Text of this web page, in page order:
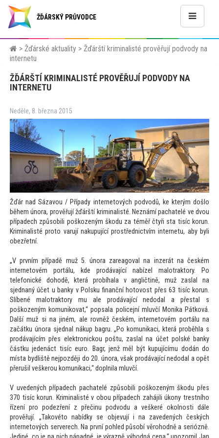
ŽĎÁRSKÝ PRŮVODCE
> Žďárské aktuality > Žďárští kriminalisté prověřují podvody na
internetu
ŽĎÁRŠTÍ KRIMINALISTÉ PROVĚŘUJÍ PODVODY NA
INTERNETU
Neděle, 8. března 2015
Žďár nad Sázavou / Případy internetových podvodů, ke kterým došlo
během února, prověřují žďárští kriminalisté. Neznámí pachatelé ve dvou
případech způsobili poškozeným škodu za téměř čtyři sta tisíc korun.
Kriminalisté proto varují nakupující prostřednictvím internetu, aby byli
obezřetní.
„V prvním případě muž 5. února zareagoval na inzerát na českém
internetovém portálu, kde prodávající nabízel malotraktory. Po
telefonické dohodě, která probíhala v angličtině, muž zaslal na
sjednaný účet u banky v Polsku finanční hotovost přes 63 tisíc korun.
Slíbené malotraktory mu ale prodávající nedodal a přestal s
poškozeným komunikovat,“ popsala policejní mluvčí Monika Pátková.
Další muž si na jiném, ale rovněž českém, internetovém portálu na
začátku února sjednal nákup bagru. „Po komunikaci, která proběhla s
prodávajícím přes elektronickou poštu, zaslal na účet polské banky
částku jedenáct tisíc euro. Bagr, jenž měl být kupujícímu dodán do
místa bydliště nejpozději do 20. února, však prodávající nedodal a opět
přerušil veškerou komunikaci,“ doplnila mluvčí.
V uvedených případech pachatelé způsobili poškozeným škodu přes
370 tisíc korun. Kriminalisté v obou případech zahájili úkony trestního
řízení pro podezření z přečinu podvodu a veškeré okolnosti dále
prověřují. „Takovéto nabídky se objevují i na zavedených českých
internetových serverech. Na první pohled působí věrohodně a seriózně.